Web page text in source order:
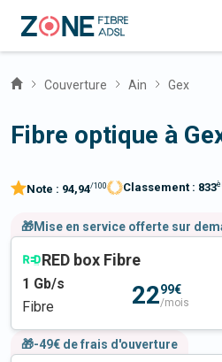
Couverture Ain Gex
Fibre optique à
Note : 94,94/100 Classement : 833
🎁Mise en service offerte sur
RED box Fibre
1 Gb/s
Fibre
2299€
/mois
🎁-49€ de frais d'ouverture